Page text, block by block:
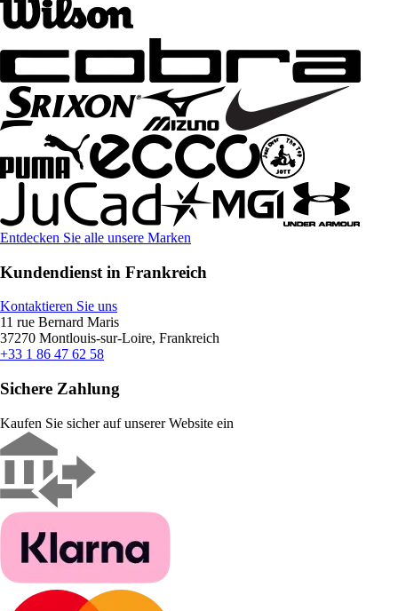
Entdecken Sie alle unsere Marken
Kundendienst in Frankreich
Kontaktieren Sie uns
11 rue Bernard Maris
37270 Montlouis-sur-Loire, Frankreich
+33 1 86 47 62 58
Sichere Zahlung
Kaufen Sie sicher auf unserer Website ein